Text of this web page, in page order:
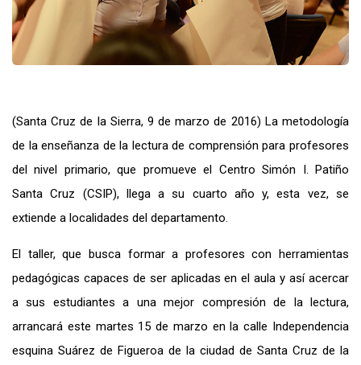
(Santa Cruz de la Sierra, 9 de marzo de 2016) La metodología
de la enseñanza de la lectura de comprensión para profesores
del nivel primario, que promueve el Centro Simón I. Patiño
Santa Cruz (CSIP), llega a su cuarto año y, esta vez, se
extiende a localidades del departamento.
El taller, que busca formar a profesores con herramientas
pedagógicas capaces de ser aplicadas en el aula y así acercar
a sus estudiantes a una mejor compresión de la lectura,
arrancará este martes 15 de marzo en la calle Independencia
esquina Suárez de Figueroa de la ciudad de Santa Cruz de la